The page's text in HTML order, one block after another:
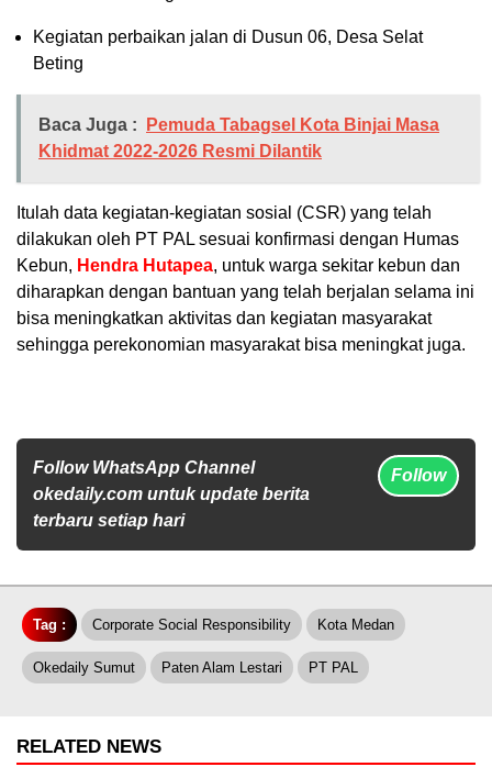
Kegiatan perbaikan jalan di Dusun 06, Desa Selat
Beting
Baca Juga :
Pemuda Tabagsel Kota Binjai Masa
Khidmat 2022-2026 Resmi Dilantik
Itulah data kegiatan-kegiatan sosial (CSR) yang telah
dilakukan oleh PT PAL sesuai konfirmasi dengan Humas
Kebun, Hendra Hutapea, untuk warga sekitar kebun dan
diharapkan dengan bantuan yang telah berjalan selama ini
bisa meningkatkan aktivitas dan kegiatan masyarakat
sehingga perekonomian masyarakat bisa meningkat juga.
Follow WhatsApp Channel
okedaily.com untuk update berita
terbaru setiap hari
Follow
Tag : Corporate Social Responsibility Kota Medan
Okedaily Sumut Paten Alam Lestari PT PAL
RELATED NEWS